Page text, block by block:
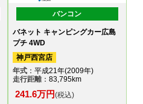
バンコン
バネット キャンピングカー広島
プチ 4WD
神戸西宮店
年式：平成21年(2009年)
走行距離：83,795km
241.6万円(税込)